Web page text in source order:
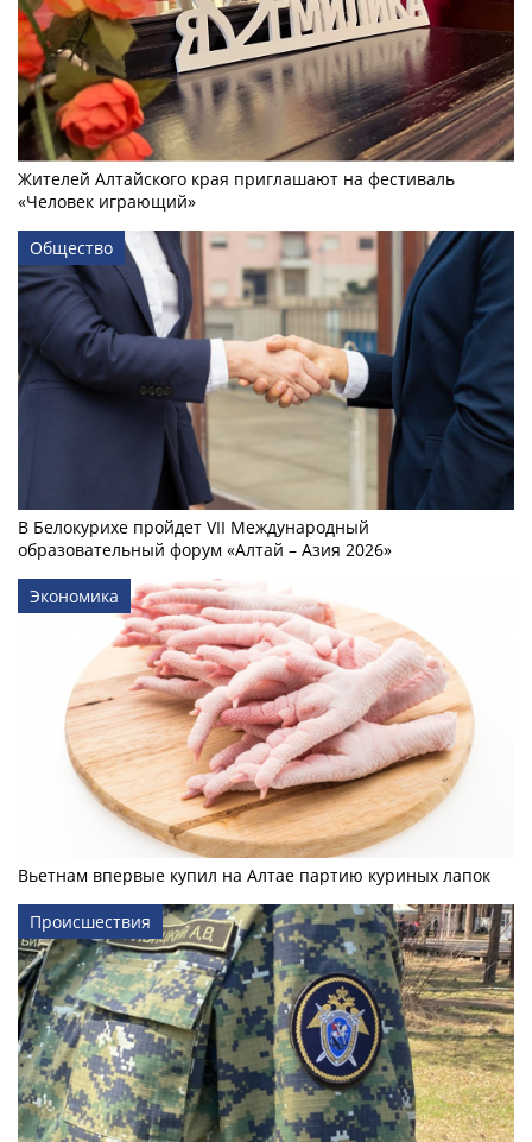
Жителей Алтайского края приглашают на фестиваль
«Человек играющий»
Общество
В Белокурихе пройдет VII Международный
образовательный форум «Алтай – Азия 2026»
Экономика
Вьетнам впервые купил на Алтае партию куриных лапок
Происшествия